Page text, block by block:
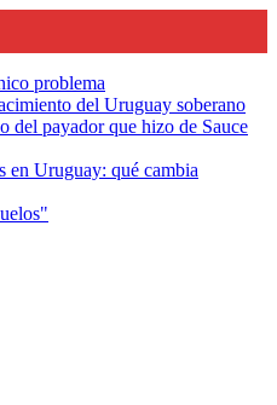
problema
del Uruguay soberano
del payador que hizo de Sauce
en Uruguay: qué cambia